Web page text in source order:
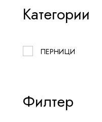
Категории
ПЕРНИЦИ
Филтер